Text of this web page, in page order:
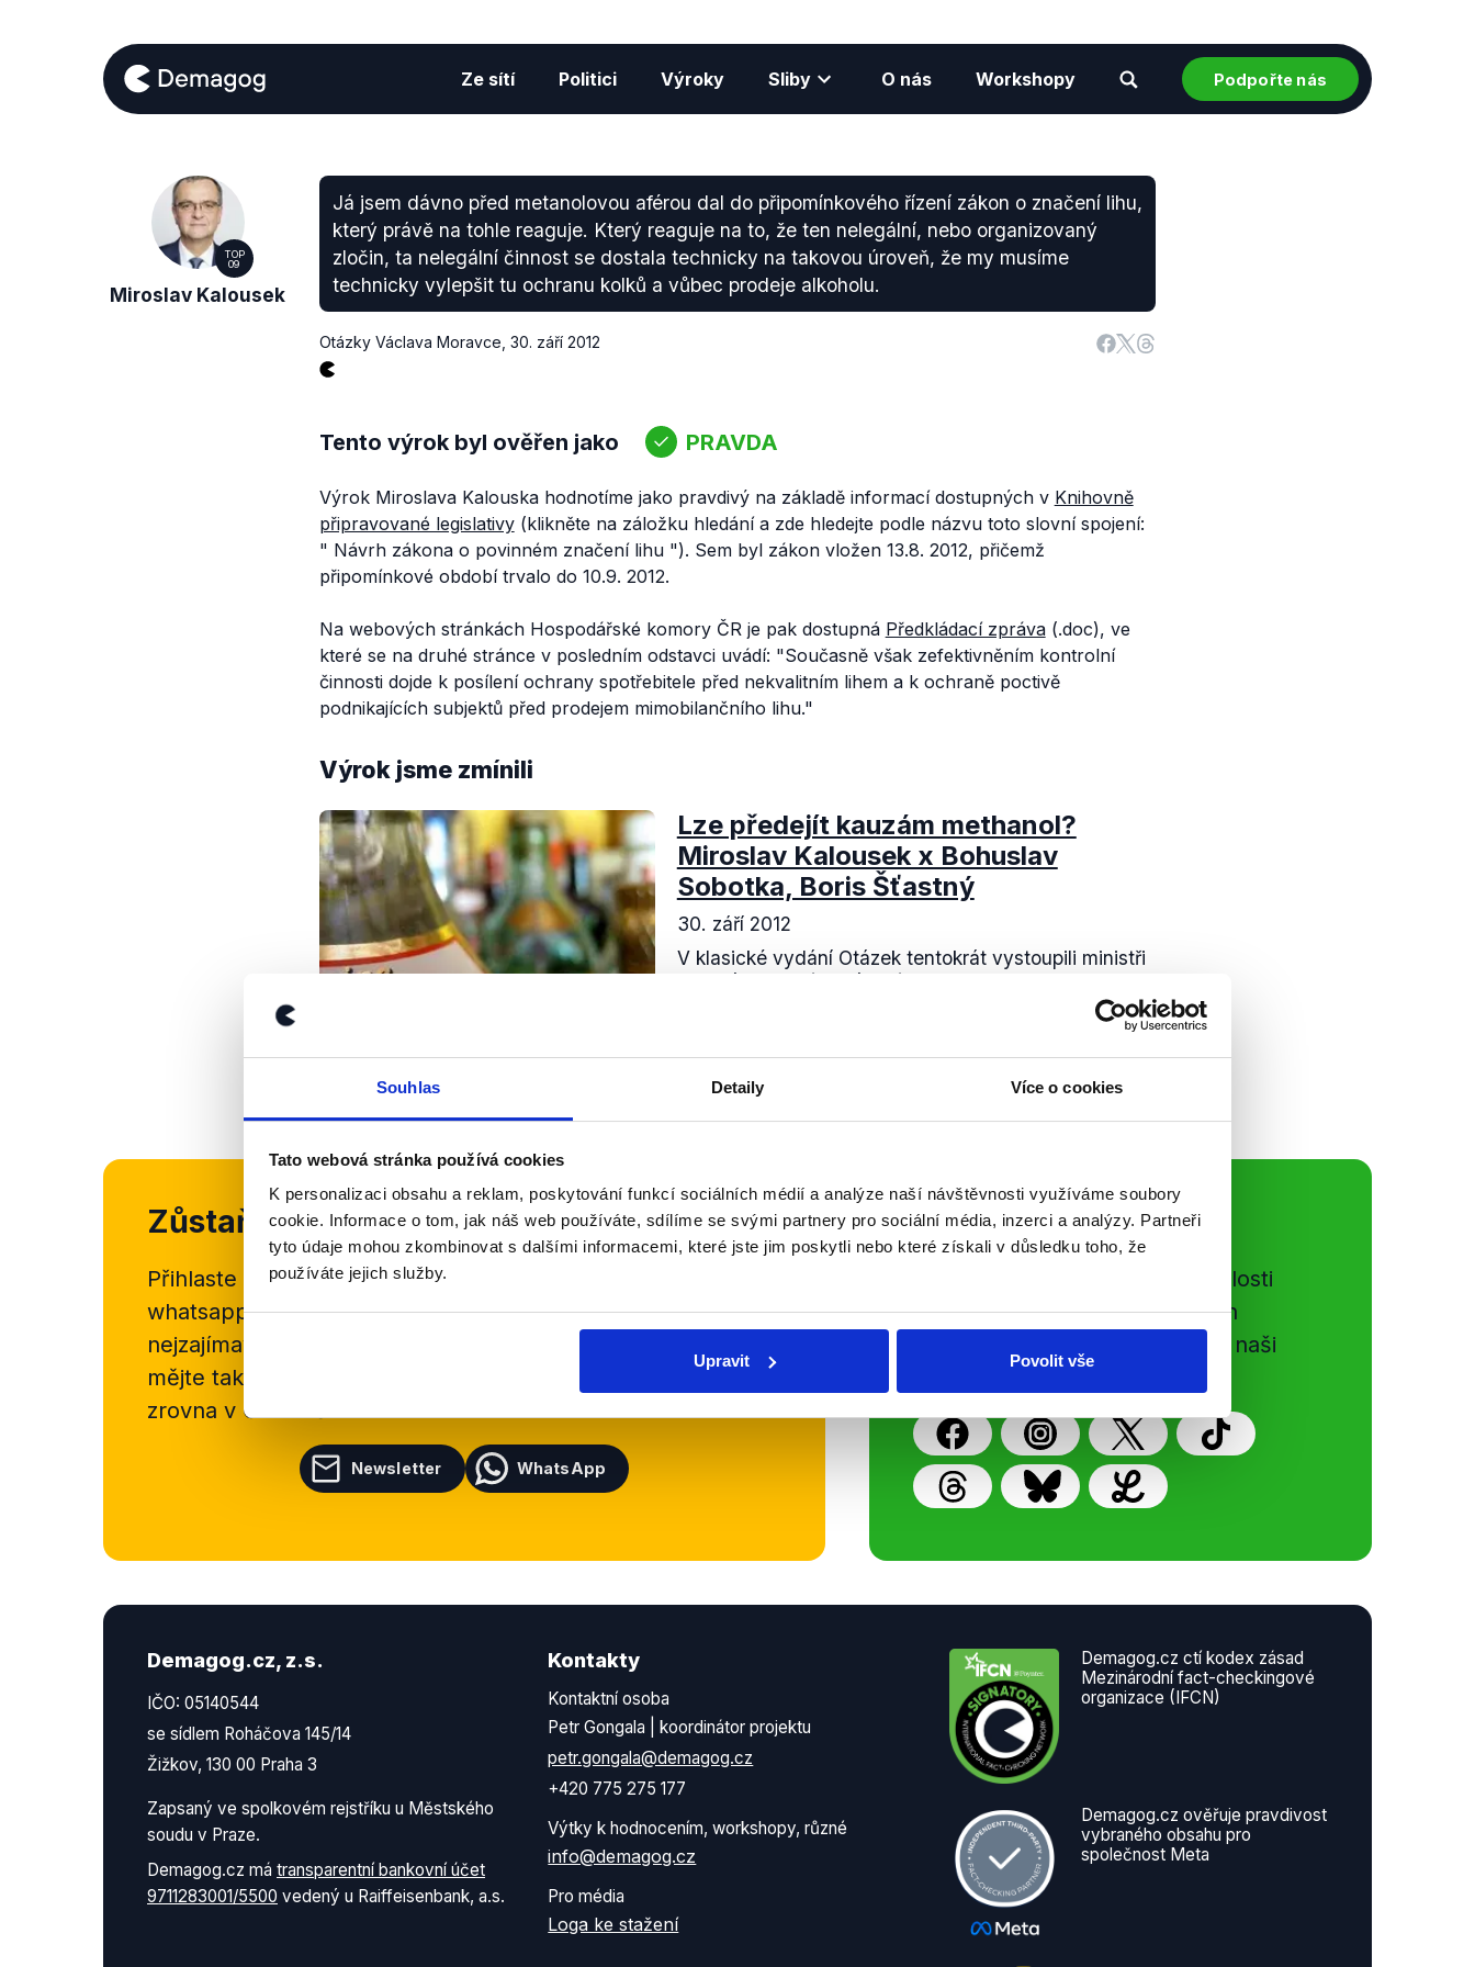
Souhlas Detaily Více o cookies
Tato webová stránka používá cookies
K personalizaci obsahu a reklam, poskytování funkcí sociálních médií a analýze naší návštěvnosti využíváme soubory
cookie. Informace o tom, jak náš web používáte, sdílíme se svými partnery pro sociální média, inzerci a analýzy. Partneři
tyto údaje mohou zkombinovat s dalšími informacemi, které jste jim poskytli nebo které získali v důsledku toho, že
používáte jejich služby.
Upravit Povolit vše
Ze sítí Politici Výroky Sliby O nás Workshopy Podpořte nás
TOP
09
Miroslav Kalousek
Já jsem dávno před metanolovou aférou dal do připomínkového řízení zákon o značení lihu,
který právě na tohle reaguje. Který reaguje na to, že ten nelegální, nebo organizovaný
zločin, ta nelegální činnost se dostala technicky na takovou úroveň, že my musíme
technicky vylepšit tu ochranu kolků a vůbec prodeje alkoholu.
Otázky Václava Moravce 30. září 2012
Tento výrok byl ověřen jako PRAVDA
Výrok Miroslava Kalouska hodnotíme jako pravdivý na základě informací dostupných v Knihovně
připravované legislativy(klikněte na záložku hledání a zde hledejte podle názvu toto slovní spojení:
" Návrh zákona o povinném značení lihu"). Sem byl zákon vložen 13.8. 2012, přičemž
připomínkové období trvalo do 10.9. 2012.
Na webových stránkách Hospodářské komory ČR je pak dostupná Předkládací zpráva(.doc), ve
které se na druhé stránce v posledním odstavci uvádí: "Současně však zefektivněním kontrolní
činnosti dojde k posílení ochrany spotřebitele před nekvalitním lihem a k ochraně poctivě
podnikajících subjektů před prodejem mimobilančního lihu."
Výrok jsme zmínili
Lze předejít kauzám methanol?
Miroslav Kalousek x Bohuslav
Sobotka, Boris Šťastný
30. září 2012
V klasické vydání Otázek tentokrát vystoupili ministři
financí, faktický a stínový, Miroslav Kalousek
(TOP09) a Bohuslav Sobotka (ČSSD). V závěru je na
Číst dál
Zůstaňme v kontaktu
Přihlaste se k odběru našeho
whatsappového kanálu, kde pravidelně přinášíme shrnutí
nejzajímavějších článků a analýz. Začněte nás odebírat, a
mějte tak přehled o tom, jaké dezinformace a nepravdy se
zrovna v Česku šíří.
Newsletter WhatsApp
Sociální sítě
Nenechte si ujít nejnovější události
z Demagog.cz. Sdílením našich
příspěvků přátelům podpoříte naši
Demagog.cz, z.s.
IČO: 05140544
se sídlem Roháčova 145/14
Žižkov, 130 00 Praha 3
Zapsaný ve spolkovém rejstříku u Městského
soudu v Praze.
Demagog.cz má transparentní bankovní účet
9711283001/5500 vedený u Raiffeisenbank, a.s.
Kontakty
Kontaktní osoba
Petr Gongala | koordinátor projektu
petr.gongala@demagog.cz
+420 775 275 177
Výtky k hodnocením, workshopy, různé
info@demagog.cz
Pro média
Loga ke stažení
Demagog.cz ctí kodex zásad
Mezinárodní fact-checkingové
organizace (IFCN)
Demagog.cz ověřuje pravdivost
vybraného obsahu pro
společnost Meta